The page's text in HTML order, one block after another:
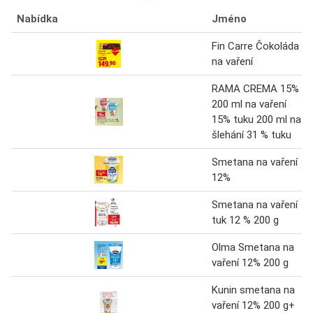
Nabídka Jméno
Fin Carre Čokoláda
na vaření
RAMA CREMA 15%
200 ml na vaření
15% tuku 200 ml na
šlehání 31 % tuku
Smetana na vaření
12%
Smetana na vaření
tuk 12 % 200 g
Olma Smetana na
vaření 12% 200 g
Kunin smetana na
vaření 12% 200 g+